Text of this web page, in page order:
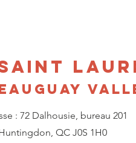
: 72 Dalhousie, bureau 201
QC J0S 1H0